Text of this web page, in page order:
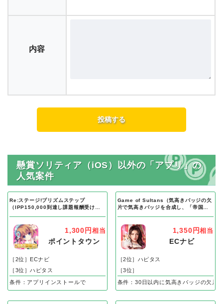
内容
懸賞ソリティア（iOS）以外の「アプリ」の
人気案件
Re:ステージ!プリズムステップ
（IPP150,000到達し課題報酬受け取
1,300円 相当
ポイントタウン
［2位］ECナビ
［3位］ハピタス
条件：アプリインストールで
Game of Sultans（気高きバッジの欠
片で気高きバッジを合成し、「帝国五
1,350円相当
ECナビ
［2位］ハピタス
［3位］
条件：30日以内に気高きバッジの欠片